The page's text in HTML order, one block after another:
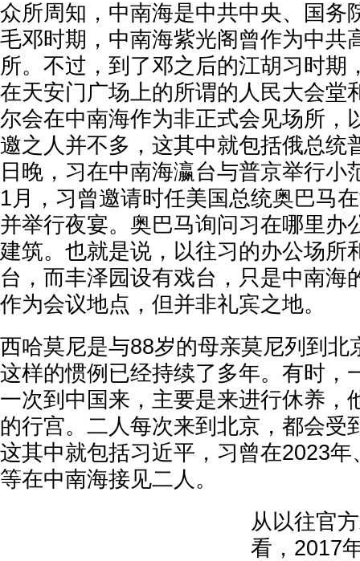
众所周知，中南海是中共中央、国务
毛邓时期，中南海紫光阁曾作为中共
所。不过，到了邓之后的江胡习时期
在天安门广场上的所谓的人民大会堂
尔会在中南海作为非正式会见场所，
邀之人并不多，这其中就包括俄总统
日晚，习在中南海瀛台与普京举行小
1月，习曾邀请时任美国总统奥巴马
并举行夜宴。奥巴马询问习在哪里办
建筑。也就是说，以往习的办公场所
台，而丰泽园设有戏台，只是中南海
作为会议地点，但并非礼宾之地。
西哈莫尼是与88岁的母亲莫尼列到北
这样的惯例已经持续了多年。有时，
一次到中国来，主要是来进行休养，
的行宫。二人每次来到北京，都会受
这其中就包括习近平，习曾在2023
等在中南海接见二人。
从以往官
看，2017